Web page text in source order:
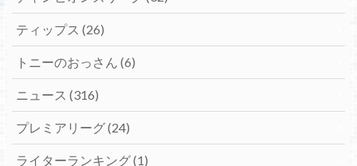
ティップス (26)
トニーのおっさん (6)
ニュース (316)
プレミアリーグ(24)
ライターランキング(1)